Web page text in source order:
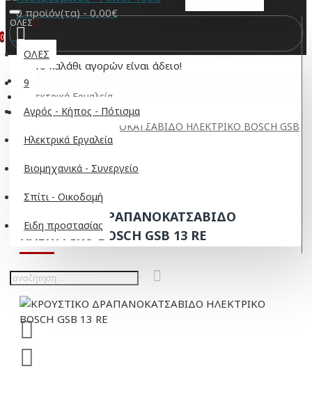
0 προϊόν(τα) - 0,00€
0
Το καλάθι αγορών είναι άδειο!
ΟΛΕΣ
ΟΛΕΣ
9
Αγρός - Κήπος - Πότισμα
Ηλεκτρικά Εργαλεία
Βιομηχανικά - Συνεργείο
Σπίτι - Οικοδομή
Ειδη προστασίας
Ηλεκτρικά Εργαλεία
ΚΡΟΥΣΤΙΚΟ ΔΡΑΠΑΝΟΚΑΤΣΑΒΙΔΟ ΗΛΕΚΤΡΙΚΟ BOSCH GSB
13 RE
ΚΡΟΥΣΤΙΚΟ ΔΡΑΠΑΝΟΚΑΤΣΑΒΙΔΟ
ΗΛΕΚΤΡΙΚΟ BOSCH GSB 13 RE